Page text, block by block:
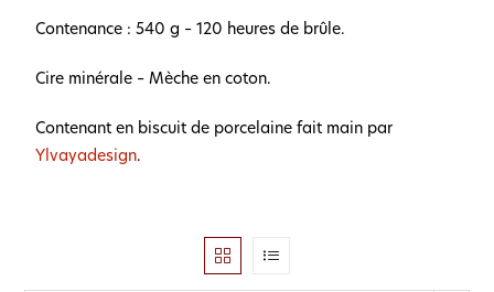
Contenance : 540 g – 120 heures de brûle.
Cire minérale – Mèche en coton.
Contenant en biscuit de porcelaine fait main par
Ylvayadesign.